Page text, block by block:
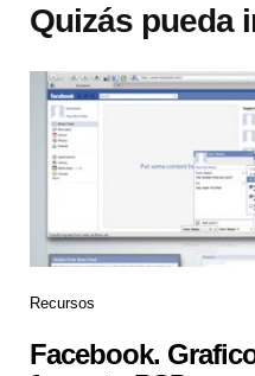
Quizás pueda
Recursos
Facebook.